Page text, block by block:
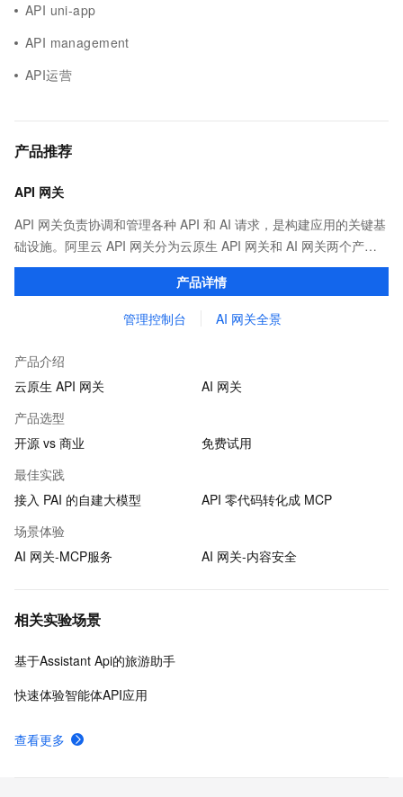
API uni-app
API management
API运营
产品推荐
API 网关
API 网关负责协调和管理各种 API 和 AI 请求，是构建应用的关键基
础设施。阿里云 API 网关分为云原生 API 网关和 AI 网关两个产
品。
产品详情
管理控制台 AI 网关全景
产品介绍
云原生 API 网关
AI 网关
产品选型
开源 vs 商业
免费试用
最佳实践
接入 PAI 的自建大模型
API 零代码转化成 MCP
场景体验
AI 网关-MCP服务
AI 网关-内容安全
相关实验场景
基于Assistant Api的旅游助手
快速体验智能体API应用
查看更多